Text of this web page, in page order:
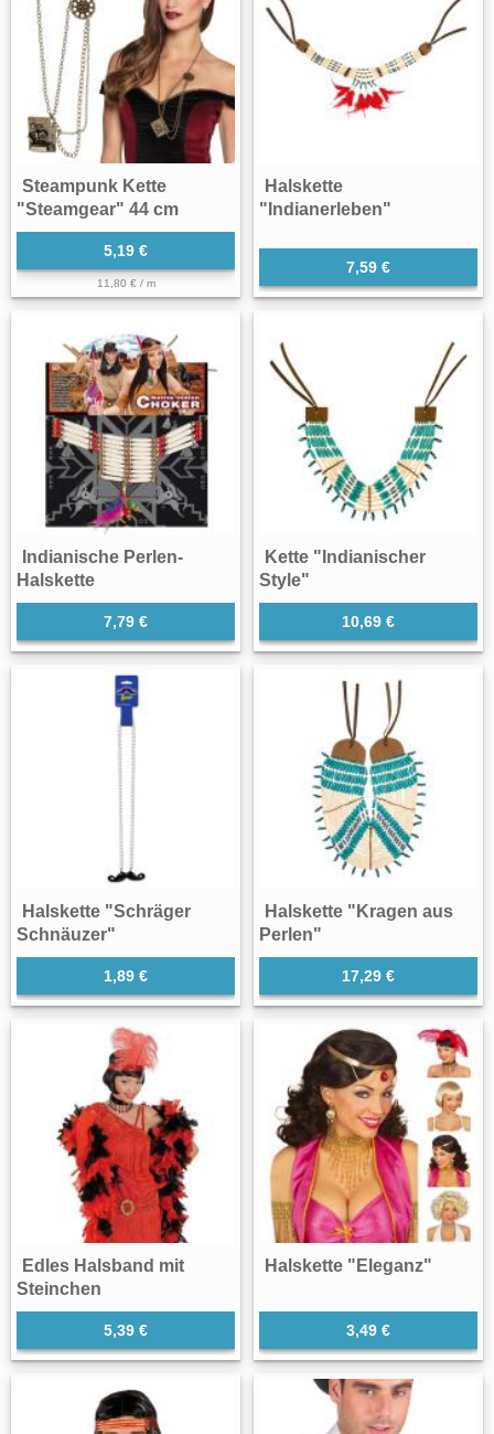
Steampunk Kette
"Steamgear" 44 cm
5,19 €
11,80 € / m
Halskette
"Indianerleben"
7,59 €
Indianische Perlen-
Halskette
7,79 €
Kette "Indianischer
Style"
10,69 €
Halskette "Schräger
Schnäuzer"
1,89 €
Halskette "Kragen aus
Perlen"
17,29 €
Edles Halsband mit
Steinchen
5,39 €
Halskette "Eleganz"
3,49 €